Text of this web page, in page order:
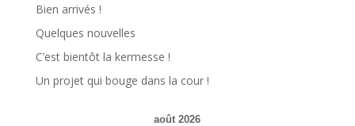
Bien arrivés !
Quelques nouvelles
C’est bientôt la kermesse !
Un projet qui bouge dans la cour !
août 2026